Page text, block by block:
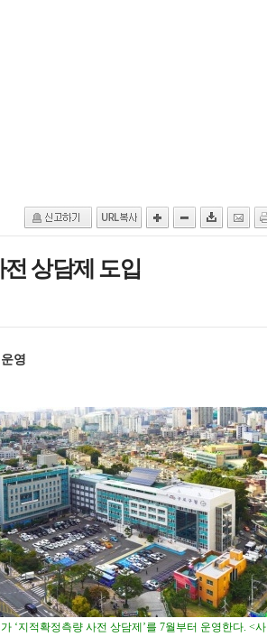
상담제 도입
영
‘지적확정측량 사전 상담제’를 7월부터 운영한다. <사